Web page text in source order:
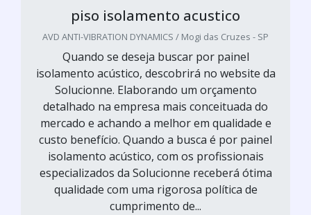
piso isolamento acustico
AVD ANTI-VIBRATION DYNAMICS / Mogi das Cruzes - SP
Quando se deseja buscar por painel
isolamento acústico, descobrirá no website da
Solucionne. Elaborando um orçamento
detalhado na empresa mais conceituada do
mercado e achando a melhor em qualidade e
custo benefício. Quando a busca é por painel
isolamento acústico, com os profissionais
especializados da Solucionne receberá ótima
qualidade com uma rigorosa política de
cumprimento de...